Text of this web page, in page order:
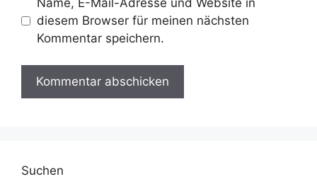
diesem Browser für meinen nächsten
Kommentar speichern.
Suchen